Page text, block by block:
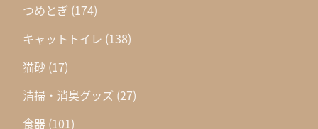
つめとぎ (174)
キャットトイレ (138)
猫砂 (17)
清掃・消臭グッズ (27)
食器 (101)